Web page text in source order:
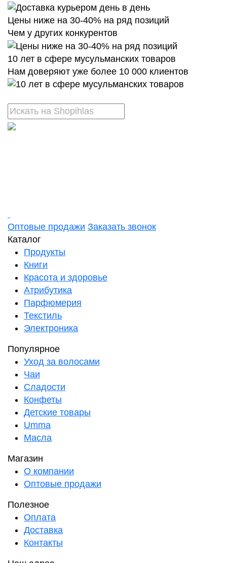
Цены ниже на 30-40% на ряд позиций
Чем у других конкурентов
10 лет в сфере мусульманских товаров
Нам доверяют уже более 10 000 клиентов
Оптовые продажи Заказать звонок
Каталог
Продукты
Книги
Красота и здоровье
Атрибутика
Парфюмерия
Текстиль
Электроника
Популярное
Уход за волосами
Чаи
Сладости
Конфеты
Детские товары
Umma
Масла
Магазин
О компании
Оптовые продажи
Полезное
Оплата
Доставка
Контакты